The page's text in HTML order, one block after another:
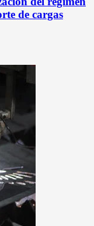
de cargas